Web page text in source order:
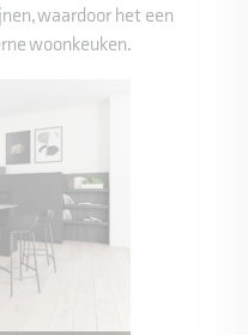
waardoor het een
woonkeuken.